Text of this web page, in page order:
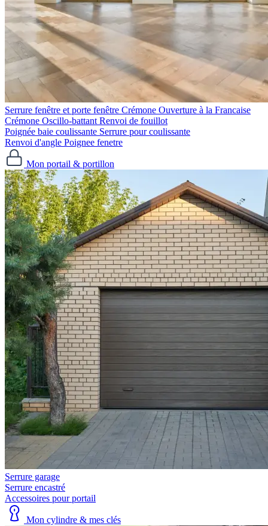
Serrure fenêtre et porte fenêtre Crémone Ouverture à la Francaise
Crémone Oscillo-battant Renvoi de fouillot
Poignée baie coulissante Serrure pour coulissante
Renvoi d'angle Poignee fenetre
Mon portail & portillon
Serrure garage
Serrure encastré
Accessoires pour portail
Mon cylindre & mes clés